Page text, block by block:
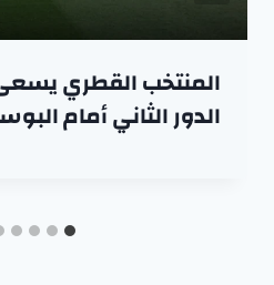
المنتخب القطري
الدور الثاني أمام